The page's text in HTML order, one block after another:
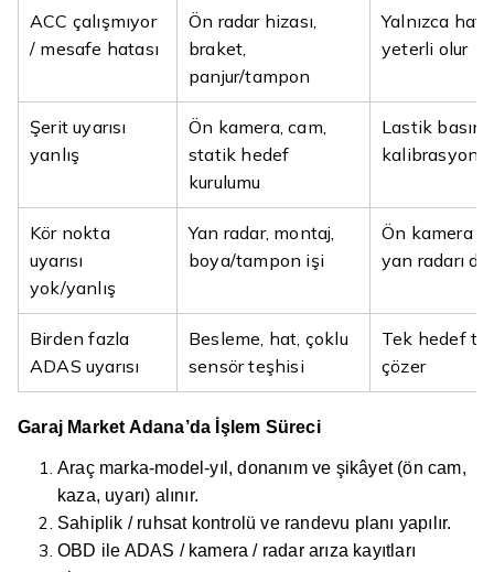
ACC çalışmıyor
/ mesafe hatası
Ön radar hizası,
braket,
panjur/tampon
Yalnızca
yeterli olur
Şerit uyarısı
yanlış
Ön kamera, cam,
statik hedef
kurulumu
Lastik
kalibrasyon
Kör nokta
uyarısı
yok/yanlış
Yan radar, montaj,
boya/tampon işi
Ön kamera
yan radarı
Birden fazla
ADAS uyarısı
Besleme, hat, çoklu
sensör teşhisi
Tek hedef
çözer
Garaj Market Adana’da İşlem Süreci
Araç marka-model-yıl, donanım ve şikâyet (ön cam,
kaza, uyarı) alınır.
Sahiplik / ruhsat kontrolü ve randevu planı yapılır.
OBD ile ADAS / kamera / radar arıza kayıtları